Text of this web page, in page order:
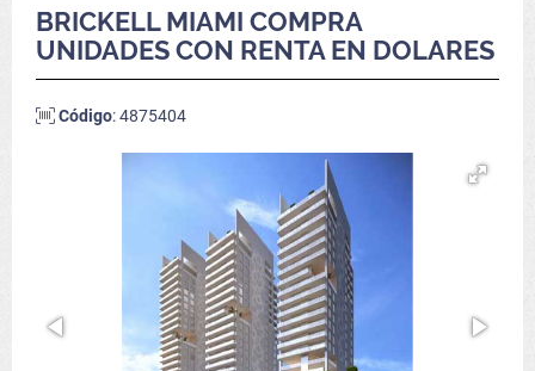
BRICKELL MIAMI COMPRA
UNIDADES CON RENTA EN DOLARES
Código: 4875404